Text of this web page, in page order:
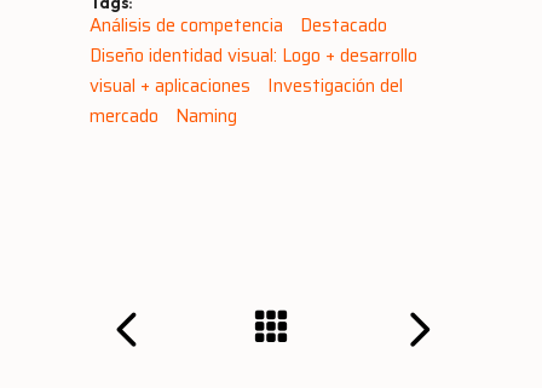
Análisis de competencia
Destacado
Diseño identidad visual: Logo + desarrollo
visual + aplicaciones
Investigación del
mercado
Naming